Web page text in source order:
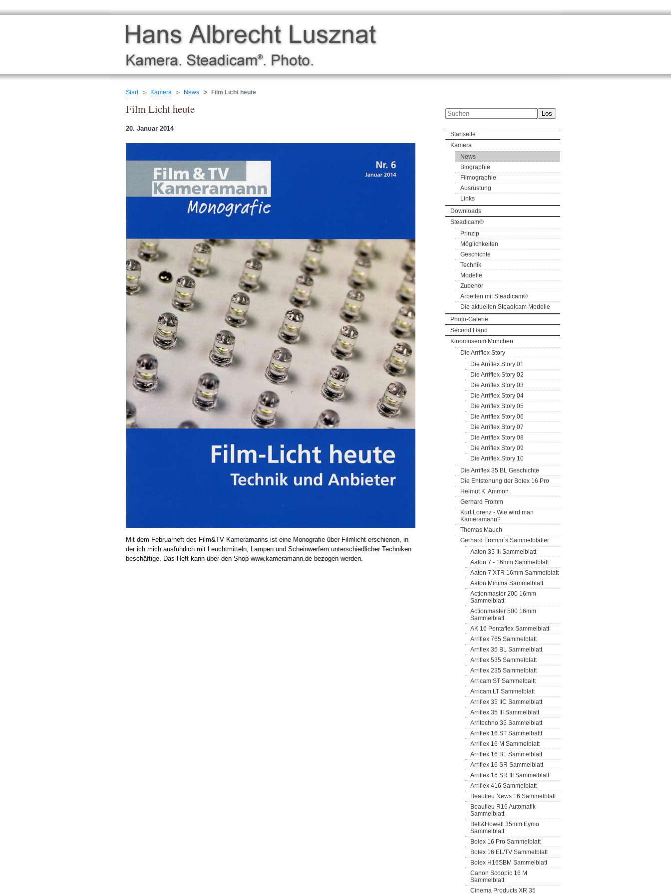
Start Kamera News Film Licht heute
Film Licht heute
20. Januar 2014
Mit dem Februarheft des Film&TV Kameramanns ist eine Monografie über Filmlicht erschienen, in
der ich mich ausführlich mit Leuchtmitteln, Lampen und Scheinwerfern unterschiedlicher Techniken
beschäftige. Das Heft kann über den Shop www.kameramann.de bezogen werden.
Los
Startseite
Kamera
News
Biographie
Filmographie
Ausrüstung
Links
Downloads
Steadicam®
Prinzip
Möglichkeiten
Geschichte
Technik
Modelle
Zubehör
Arbeiten mit Steadicam®
Die aktuellen Steadicam Modelle
Photo-Galerie
Second Hand
Kinomuseum München
Die Arriflex Story
Die Arriflex Story 01
Die Arriflex Story 02
Die Arriflex Story 03
Die Arriflex Story 04
Die Arriflex Story 05
Die Arriflex Story 06
Die Arriflex Story 07
Die Arriflex Story 08
Die Arriflex Story 09
Die Arriflex Story 10
Die Arriflex 35 BL Geschichte
Die Entstehung der Bolex 16 Pro
Helmut K. Ammon
Gerhard Fromm
Kurt Lorenz - Wie wird man
Kameramann?
Thomas Mauch
Gerhard Fromm`s Sammelblätter
Aaton 35 III Sammelblatt
Aaton 7 - 16mm Sammelblatt
Aaton 7 XTR 16mm Sammelblatt
Aaton Minima Sammelblatt
Actionmaster 200 16mm
Sammelblatt
Actionmaster 500 16mm
Sammelblatt
AK 16 Pentaflex Sammelblatt
Arriflex 765 Sammelblatt
Arriflex 35 BL Sammelblatt
Arriflex 535 Sammelblatt
Arriflex 235 Sammelblatt
Arricam ST Sammelbaltt
Arricam LT Sammelblatt
Arriflex 35 IIC Sammelblatt
Arriflex 35 III Sammelblatt
Arritechno 35 Sammelblatt
Arriflex 16 ST Sammelbaltt
Arriflex 16 M Sammelblatt
Arriflex 16 BL Sammelblatt
Arriflex 16 SR Sammelblatt
Arriflex 16 SR III Sammelblatt
Arriflex 416 Sammelblatt
Beaulieu News 16 Sammelblatt
Beaulieu R16 Automatik
Sammelblatt
Bell&Howell 35mm Eymo
Sammelblatt
Bolex 16 Pro Sammelblatt
Bolex 16 EL/TV Sammelblatt
Bolex H16SBM Sammelblatt
Canon Scoopic 16 M
Sammelblatt
Cinema Products XR 35